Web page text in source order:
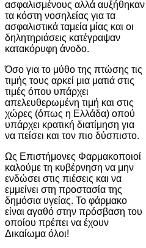
ασφαλισμένους αλλά αυξήθηκαν
τα κόστη νοσηλείας για τα
ασφαλιστικά ταμεία μίας και οι
δηλητηριάσεις κατέγραψαν
κατακόρυφη άνοδο.
Όσο για το μύθο της πτώσης τις
τιμής τους αρκεί μια ματιά στις
τιμές όπου υπάρχει
απελευθερωμένη τιμή και στις
χώρες (όπως η Ελλάδα) οπού
υπάρχει κρατική διατίμηση για
να πείσει και τον πιο δύσπιστο.
Ως Επιστήμονες Φαρμακοποιοί
καλούμε τη κυβέρνηση να μην
ενδώσει στις πιέσεις και να
εμμείνει στη προστασία της
δημόσια υγείας. Το φάρμακο
είναι αγαθό στην πρόσβαση του
οποίου πρέπει να έχουν
Δικαίωμα όλοι!